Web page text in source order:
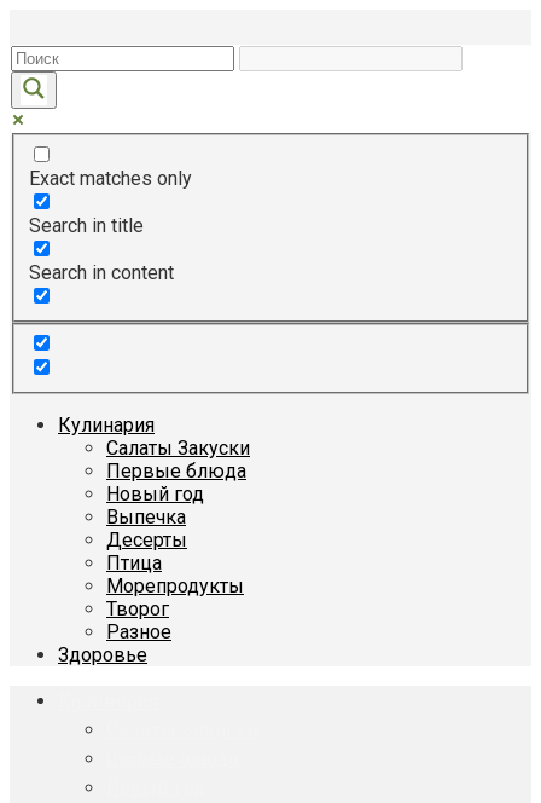
к
контенту
Exact matches only
Search in title
Search in content
Кулинария
Салаты Закуски
Первые блюда
Новый год
Выпечка
Десерты
Птица
Морепродукты
Творог
Разное
Здоровье